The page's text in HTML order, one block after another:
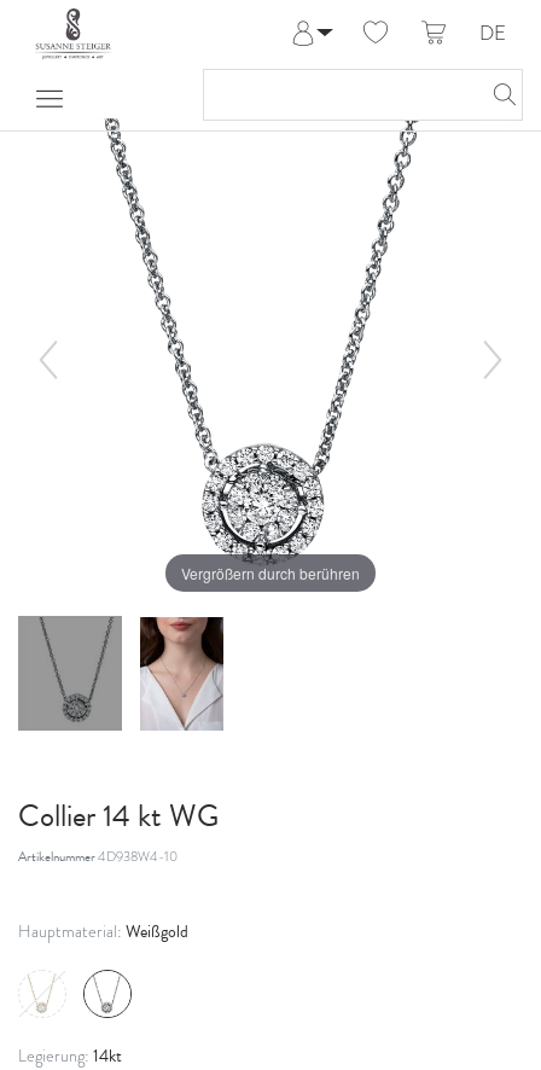
Anmelden
Meine Bestellungen
Hilfe & Kontakt
DE
Vergrößern durch berühren
Collier 14 kt WG
Artikelnummer4D938W4-10
Hauptmaterial: Weißgold
Legierung: 14kt